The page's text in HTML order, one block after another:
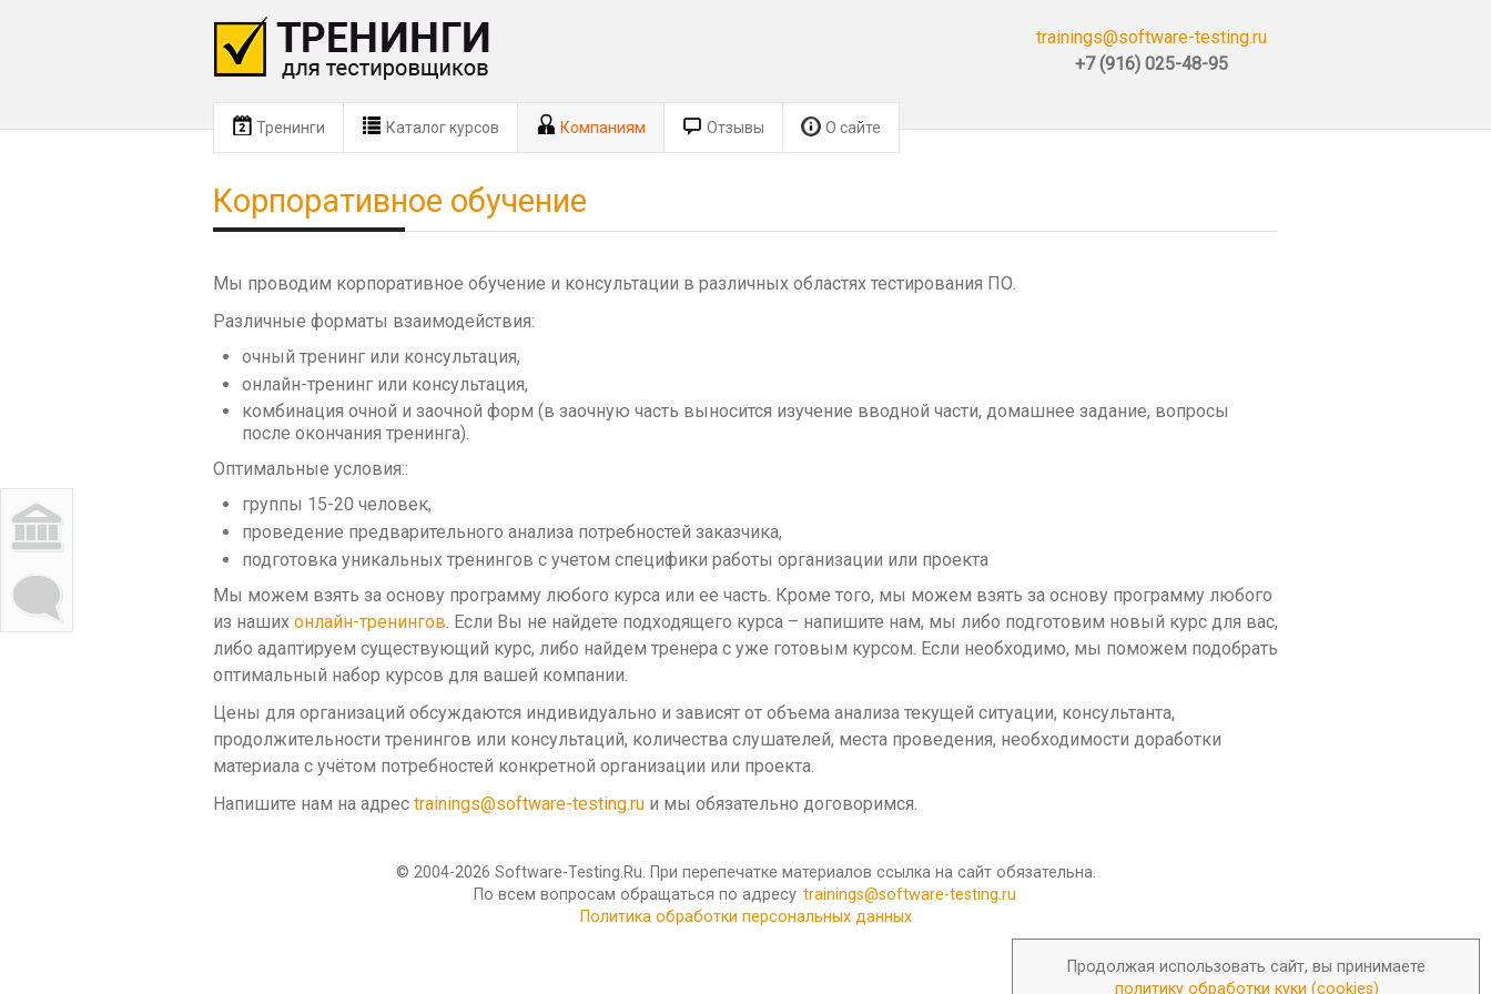
trainings@software-testing.ru
+7 (916) 025-48-95
Тренинги Каталог курсов Компаниям Отзывы О сайте
Корпоративное обучение
Мы проводим корпоративное обучение и консультации в различных областях тестирования ПО.
Различные форматы взаимодействия:
очный тренинг или консультация,
онлайн-тренинг или консультация,
комбинация очной и заочной форм (в заочную часть выносится изучение вводной части, домашнее задание, вопросы
после окончания тренинга).
Оптимальные условия::
группы 15-20 человек,
проведение предварительного анализа потребностей заказчика,
подготовка уникальных тренингов с учетом специфики работы организации или проекта
Мы можем взять за основу программу любого курса или ее часть. Кроме того, мы можем взять за основу программу любого
из наших онлайн-тренингов. Если Вы не найдете подходящего курса – напишите нам, мы либо подготовим новый курс для вас,
либо адаптируем существующий курс, либо найдем тренера с уже готовым курсом. Если необходимо, мы поможем подобрать
оптимальный набор курсов для вашей компании.
Цены для организаций обсуждаются индивидуально и зависят от объема анализа текущей ситуации, консультанта,
продолжительности тренингов или консультаций, количества слушателей, места проведения, необходимости доработки
материала с учётом потребностей конкретной организации или проекта.
Напишите нам на адрес trainings@software-testing.ru и мы обязательно договоримся.
© 2004-2026 Software-Testing.Ru. При перепечатке материалов ссылка на сайт обязательна.
По всем вопросам обращаться по адресу trainings@software-testing.ru
Политика обработки персональных данных
Продолжая использовать сайт, вы принимаете
политику обработки куки (cookies)